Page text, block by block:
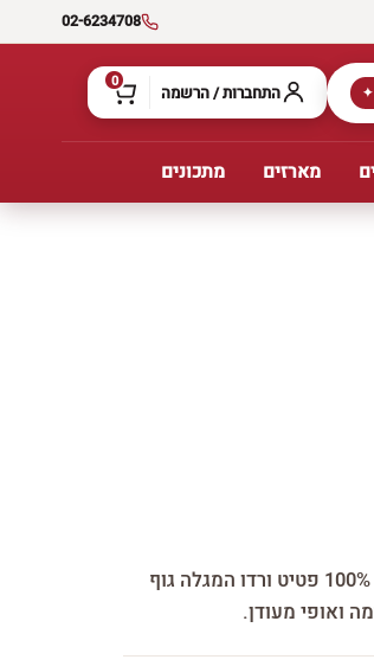
02-6234708
התחברות / הרשמה 0
מארזים מתכונים
ברבדו פטי ורדו — יין אדום יבש מבית ברבדו. 100% פטיט ורדו המגלה גוף
ואופי מעודן.